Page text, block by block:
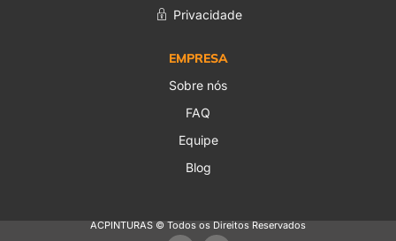
Privacidade
EMPRESA
Sobre nós
FAQ
Equipe
Blog
ACPINTURAS © Todos os Direitos Reservados